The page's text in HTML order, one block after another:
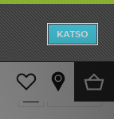
KATSO
Suodata